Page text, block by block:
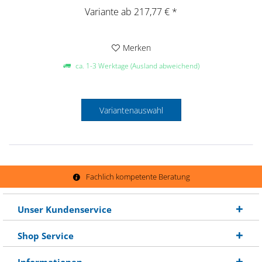
Variante ab 217,77 € *
Merken
ca. 1-3 Werktage (Ausland abweichend)
Variantenauswahl
Fachlich kompetente Beratung
Unser Kundenservice
Shop Service